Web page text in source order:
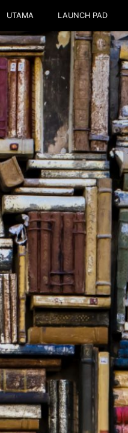
UTAMA LAUNCH PAD